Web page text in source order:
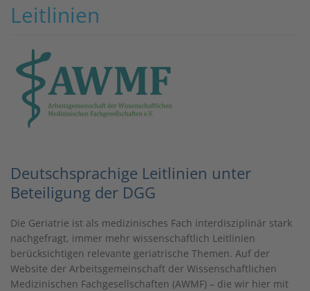
Leitlinien
Deutschsprachige Leitlinien unter
Beteiligung der DGG
Die Geriatrie ist als medizinisches Fach interdisziplinär stark
nachgefragt, immer mehr wissenschaftlich Leitlinien
berücksichtigen relevante geriatrische Themen. Auf der
Website der Arbeitsgemeinschaft der Wissenschaftlichen
Medizinischen Fachgesellschaften (AWMF) – die wir hier mit